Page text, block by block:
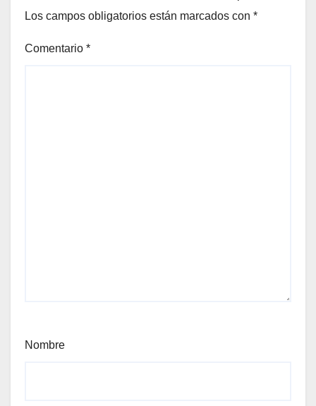
Los campos obligatorios están marcados con *
Comentario *
Nombre